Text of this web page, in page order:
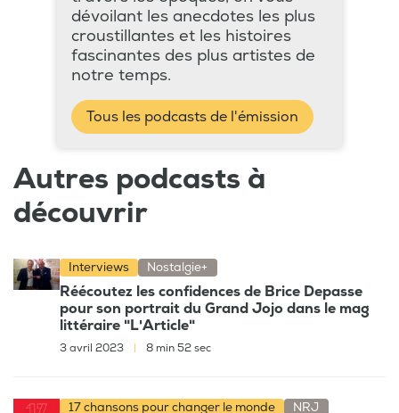
dévoilant les anecdotes les plus
croustillantes et les histoires
fascinantes des plus artistes de
notre temps.
Tous les podcasts de l'émission
Autres podcasts à
découvrir
Interviews Nostalgie+
Réécoutez les confidences de Brice Depasse
pour son portrait du Grand Jojo dans le mag
littéraire "L'Article"
3 avril 2023 8 min 52 sec
17 chansons pour changer le monde NRJ